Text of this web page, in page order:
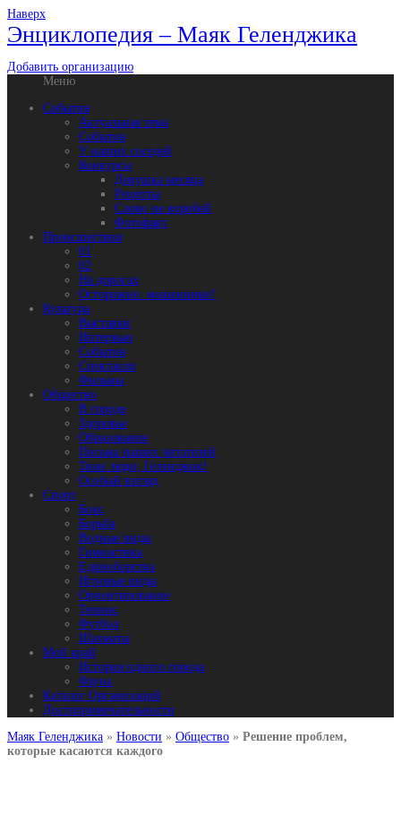
Наверх
Энциклопедия – Маяк Геленджика
Добавить организацию
Меню
События
Актуальная тема
События
У наших соседей
Конкурсы
Девушка месяца
Рецепты
Слово не воробей
Фотофакт
Происшествия
01
02
На дорогах
Осторожно: мошенники!
Культура
Выставки
Интервью
События
Спектакли
Фильмы
Общество
В городе
Здоровье
Образование
Письма наших читателей
Твои люди, Геленджик!
Особый взгляд
Спорт
Бокс
Борьба
Водные виды
Гимнастика
Единоборства
Игровые виды
Ориентирование
Теннис
Футбол
Шахматы
Мой край
История одного города
Фауна
Каталог Организаций
Достопримечательности
Маяк Геленджика » Новости » Общество » Решение проблем,
которые касаются каждого